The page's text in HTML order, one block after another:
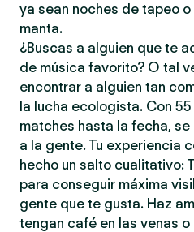
ya sean noches de tapeo
manta.
¿Buscas a alguien que te
de música favorito? O tal
encontrar a alguien tan
la lucha ecologista. Con
matches hasta la fecha,
a la gente. Tu experiencia
hecho un salto cualitativo:
para conseguir máxima
gente que te gusta. Haz
tengan café en las venas o